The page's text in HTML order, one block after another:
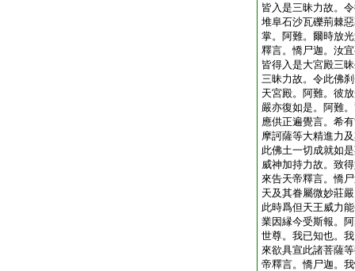
皆入是三昧力故。
堆阜石沙瓦礫荊棘
掌。阿難。爾時放
釋言。憍尸迦。汝
皆得入是大宮殿三
三昧力故。令此佛
天宮殿。阿難。彼
嚴亦復如是。阿難
應供正遍覺言。希
摩訶薩等大精進力
此佛土一切成就如
威神加持力故。致
來告天帝釋言。憍
天及其眷屬微妙莊
此時爲但天王威力
業因縁今受斯報。
世尊。我已知也。
來欲具宣此諸菩薩
帝釋言。憍尸迦。